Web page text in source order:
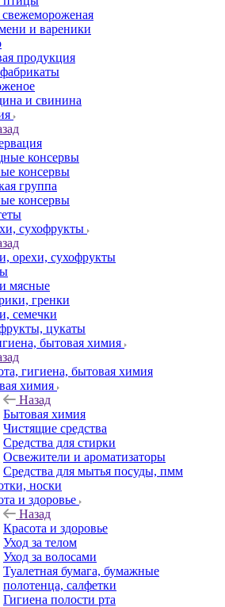
и вареники
продукция
и свинина
консервы
консервы
группа
консервы
сухофрукты
орехи, сухофрукты
мясные
гренки
семечки
цукаты
бытовая химия
гигиена, бытовая химия
химия
Назад
Бытовая химия
Чистящие средства
Средства для стирки
Освежители и ароматизаторы
Средства для мытья посуды, пмм
носки
и здоровье
Назад
Красота и здоровье
Уход за телом
Уход за волосами
Туалетная бумага, бумажные
полотенца, салфетки
Гигиена полости рта